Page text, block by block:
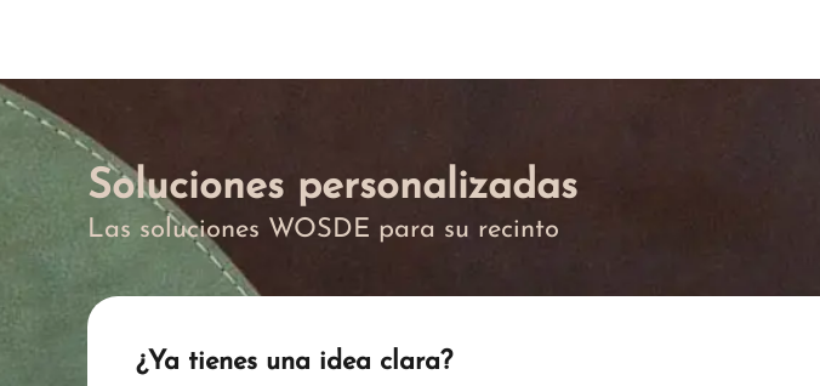
Soluciones personalizadas
Las soluciones WOSDE para su recinto
¿Ya tienes una idea clara?